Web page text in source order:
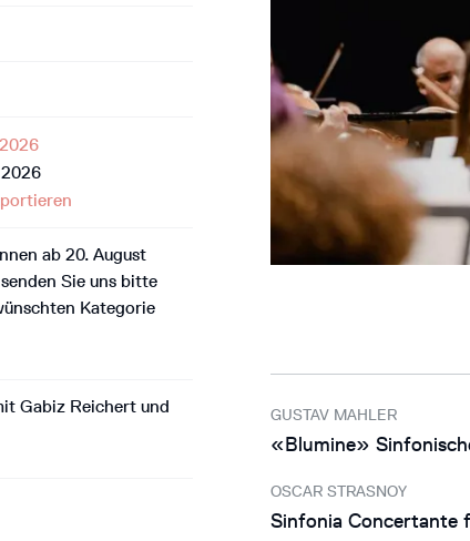
ab 20. August
Sie uns bitte
Kategorie
Gabiz Reichert und
GUSTAV MAHLER
«Blumine»
OSCAR STRASNOY
Sinfonia Concertante